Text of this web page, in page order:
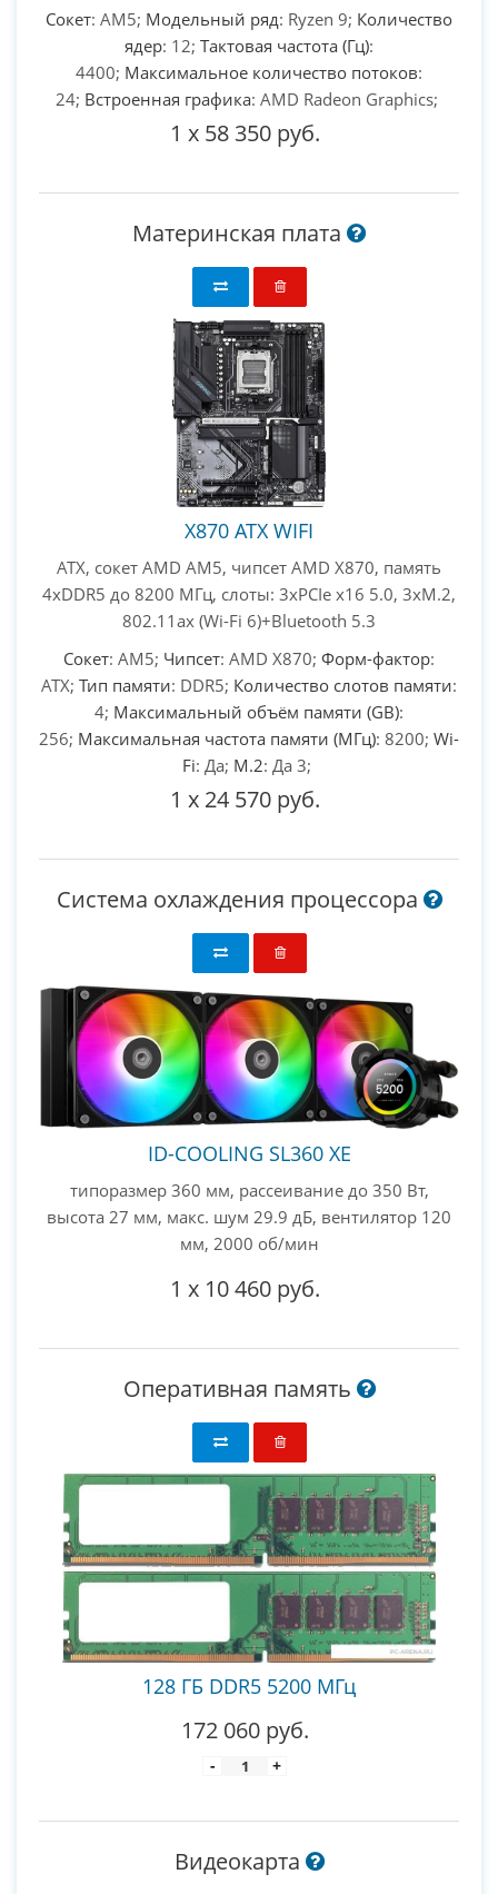
Сокет: AM5; Модельный ряд: Ryzen 9; Количество
ядер: 12; Тактовая частота (Гц):
4400; Максимальное количество потоков:
24; Встроенная графика: AMD Radeon Graphics;
1 x 58 350 руб.
Материнская плата
X870 ATX WIFI
ATX, сокет AMD AM5, чипсет AMD X870, память
4xDDR5 до 8200 МГц, слоты: 3xPCIe x16 5.0, 3xM.2,
802.11ax (Wi-Fi 6)+Bluetooth 5.3
Сокет: AM5; Чипсет: AMD X870; Форм-фактор:
ATX; Тип памяти: DDR5; Количество слотов памяти:
4; Максимальный объём памяти (GB):
256; Максимальная частота памяти (МГц): 8200; Wi-
Fi: Да; M.2: Да 3;
1 x 24 570 руб.
Система охлаждения процессора
ID-COOLING SL360 XE
типоразмер 360 мм, рассеивание до 350 Вт,
высота 27 мм, макс. шум 29.9 дБ, вентилятор 120
мм, 2000 об/мин
1 x 10 460 руб.
Оперативная память
128 ГБ DDR5 5200 МГц
172 060 руб.
- +
Видеокарта